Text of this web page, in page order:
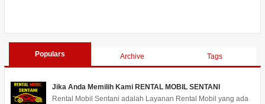
Populars Archive Tags
Jika Anda Memilih Kami RENTAL MOBIL SENTANI
Rental Mobil Sentani adalah Layanan Rental Mobil yang ada